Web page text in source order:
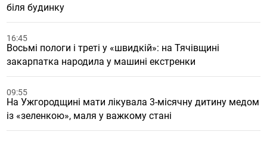
біля будинку
16:45
Восьмі пологи і треті у «швидкій»: на Тячівщині
закарпатка народила у машині екстренки
09:55
На Ужгородщині мати лікувала 3-місячну дитину медом
із «зеленкою», маля у важкому стані